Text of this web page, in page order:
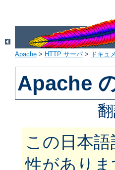
Apache > HTTP サーバ> ドキュ
Apache
この日本
性があり